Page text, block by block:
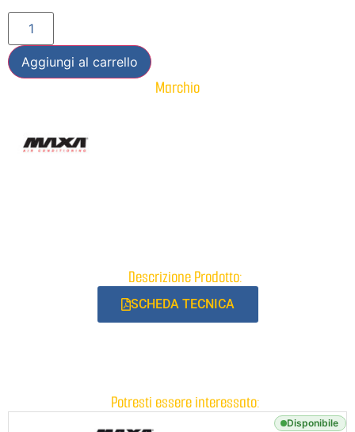
Aggiungi al carrello
Marchio
Descrizione Prodotto:
SCHEDA TECNICA
Potresti essere interessato:
Disponibile